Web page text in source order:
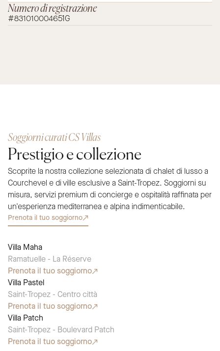
Numero di registrazione
#831010004651G
Soggiorni curati CS Villas
Prestigio e collezione
Scoprite la nostra collezione selezionata di chalet di lusso a
Courchevel e di ville esclusive a Saint-Tropez. Soggiorni su
misura, servizi premium di concierge e ospitalità raffinata per
un'esperienza mediterranea e alpina indimenticabile.
Prenota il tuo soggiorno
SCELTA STAGIONALE
Villa Maha
Ramatuelle - La Réserve
Prenota il tuo soggiorno
SCELTA STAGIONALE
Villa Pastel
Saint-Tropez - Centro città
Prenota il tuo soggiorno
SCELTA STAGIONALE
Villa Patch
Saint-Tropez - Boulevard Patch
Prenota il tuo soggiorno